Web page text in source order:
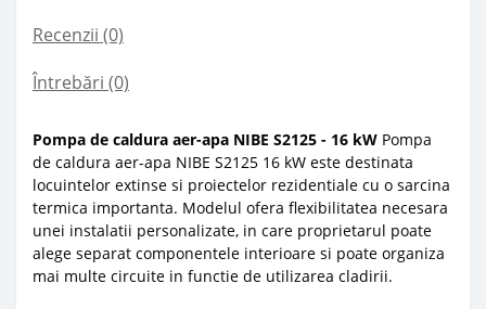
Recenzii (0)
Întrebări (0)
Pompa de caldura aer-apa NIBE S2125 - 16 kW Pompa
de caldura aer-apa NIBE S2125 16 kW este destinata
locuintelor extinse si proiectelor rezidentiale cu o sarcina
termica importanta. Modelul ofera flexibilitatea necesara
unei instalatii personalizate, in care proprietarul poate
alege separat componentele interioare si poate organiza
mai multe circuite in functie de utilizarea cladirii.